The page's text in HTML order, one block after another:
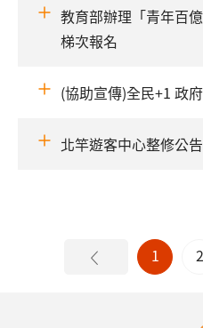
教育部辦理「青年百
梯次報名
(協助宣傳)全民+1 政
北竿遊客中心整修公告
1 2